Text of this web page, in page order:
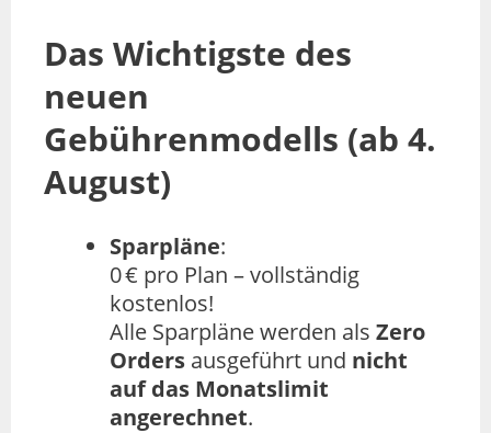
Das Wichtigste des
neuen
Gebührenmodells (ab 4.
August)
Sparpläne:
0 € pro Plan – vollständig
kostenlos!
Alle Sparpläne werden als Zero
Orders ausgeführt und nicht
auf das Monatslimit
angerechnet.